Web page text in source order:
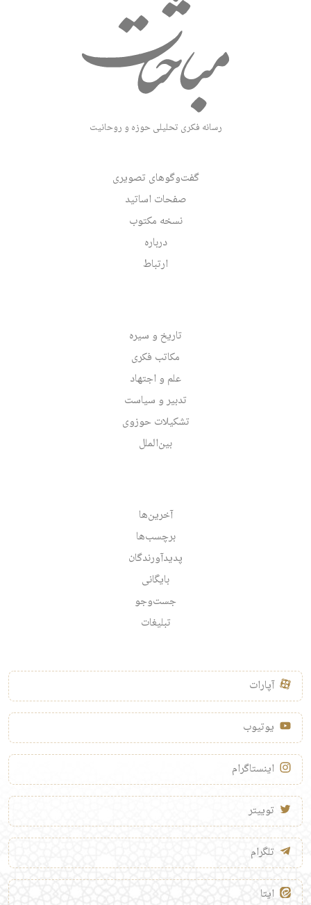
رسانه فکری تحلیلی حوزه و روحانیت
گفت‌وگوهای تصویری
صفحات اساتید
نسخه مکتوب
درباره
ارتباط
تاریخ و سیره
مکاتب فکری
علم و اجتهاد
تدبیر و سیاست
تشکیلات حوزوی
بین‌الملل
آخرین‌ها
برچسب‌ها
پدیدآورندگان
بایگانی
جست‌وجو
تبلیغات
آپارات
یوتیوب
اینستاگرام
توییتر
تلگرام
ایتا